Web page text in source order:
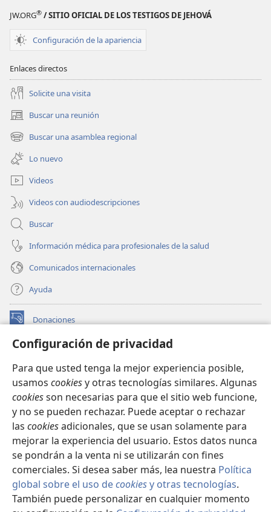
Configuración de privacidad
Para que usted tenga la mejor experiencia posible,
usamos cookiesy otras tecnologías similares. Algunas
cookiesson necesarias para que el sitio web funcione,
y no se pueden rechazar. Puede aceptar o rechazar
las cookiesadicionales, que se usan solamente para
mejorar la experiencia del usuario. Estos datos nunca
se pondrán a la venta ni se utilizarán con fines
comerciales. Si desea saber más, lea nuestra Política
global sobre el uso decookiesy otras tecnologías.
También puede personalizar en cualquier momento
JW.ORG® / SITIO OFICIAL DE LOS TESTIGOS DE JEHOVÁ
Configuración de la apariencia
Enlaces directos
Solicite una visita
Buscar una reunión
(abre
una
nueva
ventana)
Buscar una asamblea regional
(abre
una
nueva
ventana)
Lo nuevo
Videos
Videos con audiodescripciones
Buscar
Información médica para profesionales de la salud
Comunicados internacionales
Ayuda
Donaciones
(abre
nueva BIBLIOTECA EN LÍNEA Watchtower™
una
nueva
ventana)
JW Hub
(abre
una
nueva
ventana)
JW Library
Watchtower Library
Copyright© 2026 Watch Tower Bible and Tract Society of Pennsylvania.
CONDICIONES DE USO| POLÍTICA DE PRIVACIDAD |